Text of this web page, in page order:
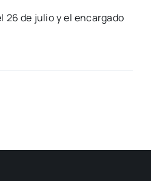
26 de julio y el encar­ga­do